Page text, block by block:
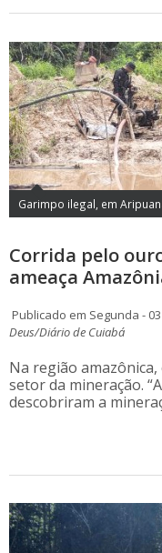
Garimpo ilegal, em
Corrida pelo
ameaça
Publicado em Segunda -
Deus/Diário de Cuiabá
Na região
setor da mineração.
descobriram a